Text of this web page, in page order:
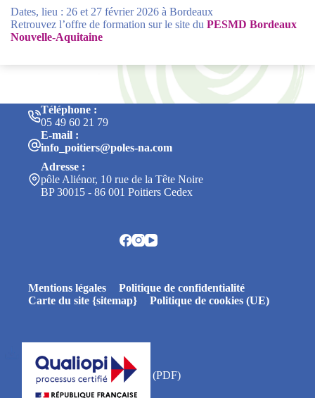
Dates, lieu : 26 et 27 février 2026 à Bordeaux
Retrouvez l’offre de formation sur le site du PESMD Bordeaux
Nouvelle-Aquitaine
Téléphone :
05 49 60 21 79
E-mail :
info_poitiers@poles-na.com
Adresse :
pôle Aliénor, 10 rue de la Tête Noire
BP 30015 - 86 001 Poitiers Cedex
Mentions légales
Politique de confidentialité
Carte du site {sitemap}
Politique de cookies (UE)